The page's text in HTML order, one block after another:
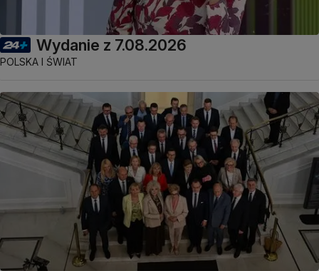
Wydanie z 7.08.2026
POLSKA I ŚWIAT